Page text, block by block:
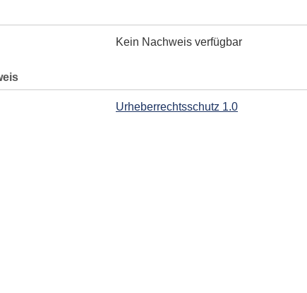
Kein Nachweis verfügbar
Urheberrechtsschutz 1.0